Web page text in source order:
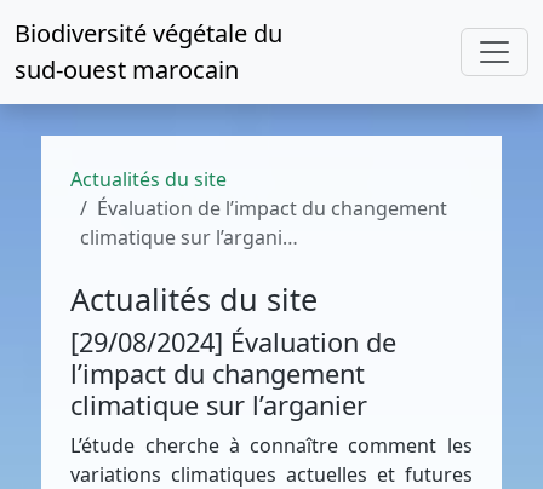
Biodiversité végétale du
sud-ouest marocain
Actualités du site
Évaluation de l’impact du changement
climatique sur l’argani…
Actualités du site
[29/08/2024] Évaluation de
l’impact du changement
climatique sur l’arganier
L’étude cherche à connaître comment les
variations climatiques actuelles et futures